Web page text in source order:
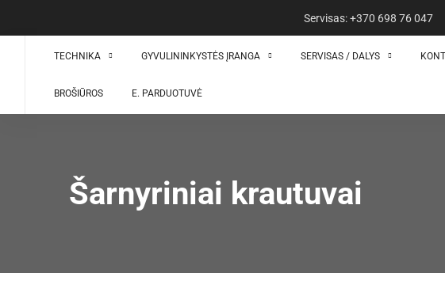
Servisas: +370 698 76 047
TECHNIKA GYVULININKYSTĖS ĮRANGA SERVISAS / DALYS
BROŠIŪROS E. PARDUOTUVĖ
Šarnyriniai krautuvai